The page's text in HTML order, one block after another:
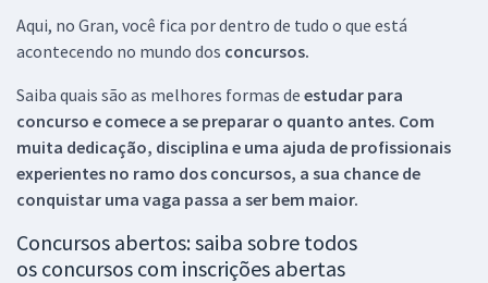
Aqui, no Gran, você fica por dentro de tudo o que está
acontecendo no mundo dos concursos.
Saiba quais são as melhores formas de estudar para
concurso e comece a se preparar o quanto antes. Com
muita dedicação, disciplina e uma ajuda de profissionais
experientes no ramo dos concursos, a sua chance de
conquistar uma vaga passa a ser bem maior.
Concursos abertos: saiba sobre todos
os concursos com inscrições abertas